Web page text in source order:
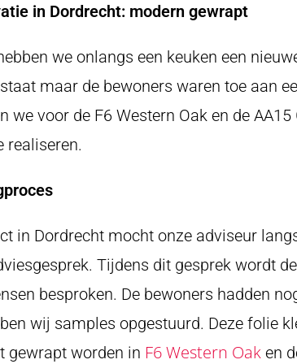
in Dordrecht: modern gewrapt
we onlangs een keuken een
maar de bewoners waren toe aan
we voor de F6 Western Oak en de
realiseren.
in Dordrecht mocht onze adviseur
Tijdens dit gesprek wordt
besproken. De bewoners hadden
wij samples opgestuurd. Deze folie
gewrapt worden in F6 Western Oak en